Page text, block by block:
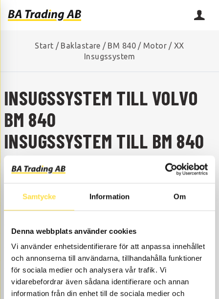
Samtycke Information Om
Denna webbplats använder cookies
Vi använder enhetsidentifierare för att anpassa innehållet
och annonserna till användarna, tillhandahålla funktioner
för sociala medier och analysera vår trafik. Vi
vidarebefordrar även sådana identifierare och annan
information från din enhet till de sociala medier och
Start / Baklastare / BM 840 / Motor / XX
Insugssystem
INSUGSSYSTEM TILL VOLVO
BM 840
INSUGSSYSTEM TILL BM 840
SAKNAR DU NÅGON RESERVDEL?
+46 (0) 152-32500
info@batrading.se
baklastare BM 840 finns som nya eller begagnade och
varsamt renoverade volvodelar både som original och
icke original. Vi har volvodelar till insugssystem för alla
Volvo Entreprenadmaskiner och dessa volvodelar mm
till insugssystem som passar till Volvo baklastare BM
840.